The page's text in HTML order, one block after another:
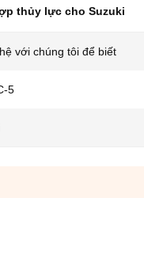
thủy lực cho Suzuki
với chúng tôi để biết
5